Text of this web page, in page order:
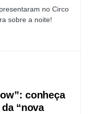
no Circo
sobre a noite!
conheça
“nova